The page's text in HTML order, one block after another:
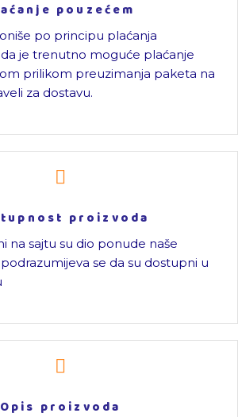
pouzećem
po principu plaćanja
je trenutno moguće plaćanje
prilikom preuzimanja paketa na
za dostavu.
proizvoda
na sajtu su dio ponude naše
se da su dostupni u
Opis proizvoda